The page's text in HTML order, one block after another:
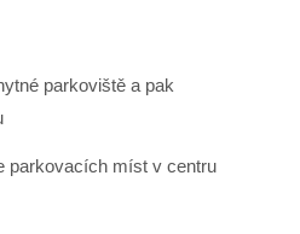
parkoviště a pak
parkovacích míst v centru